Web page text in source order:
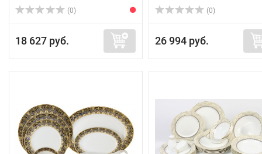
(0)
18 627 руб.
(0)
26 994 руб.